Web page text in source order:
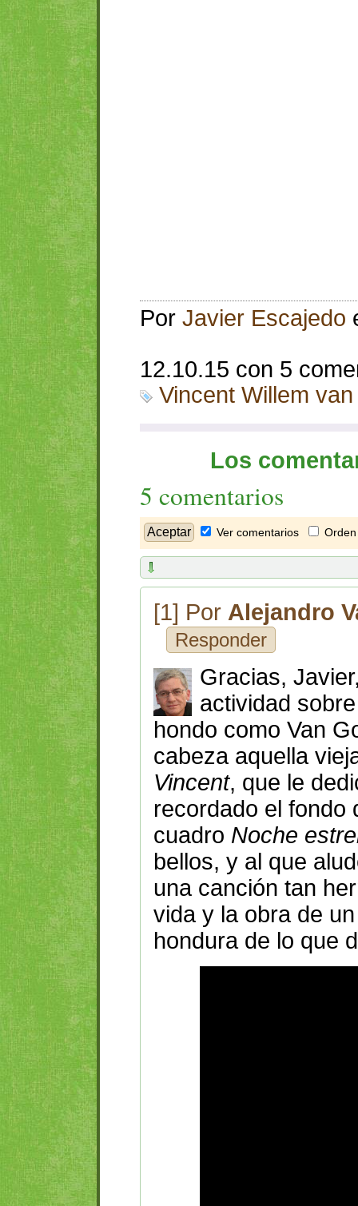
Por Javier Escajedo
12.10.15 con 5
Vincent Willem
Los
5 comentarios
Ver comentarios
[1] Por Alejandro
Responder
Gracias,
actividad
hondo como Van
cabeza aquella
Vincent, que le
recordado el fondo
cuadro Noche
bellos, y al que
una canción tan
vida y la obra de
hondura de lo que